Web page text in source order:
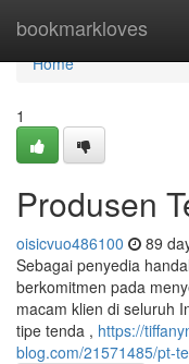
bookmarkloves
Home
Home
1
Produsen
oisicvuo486100 89
Sebagai penyedia
berkomitmen pada
macam klien di seluruh
tipe tenda , https://
blog.com/21571485/pt-